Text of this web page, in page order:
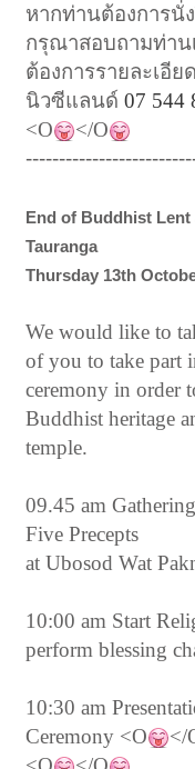
หากท่านต้องการนั่
กรุณาสอบถามท่า
ต้องการรายละเอี
นิวซีแลนด์07 544
<O
</O
End of Buddhist Lent
Tauranga
Thursday 13th
We would like to
of you to take part
ceremony in order
Buddhist heritage
temple.
09.45 am
Five Precepts
at Ubosod Wat
10:00 am Start
perform blessing
10:30 am
Ceremony <O
</